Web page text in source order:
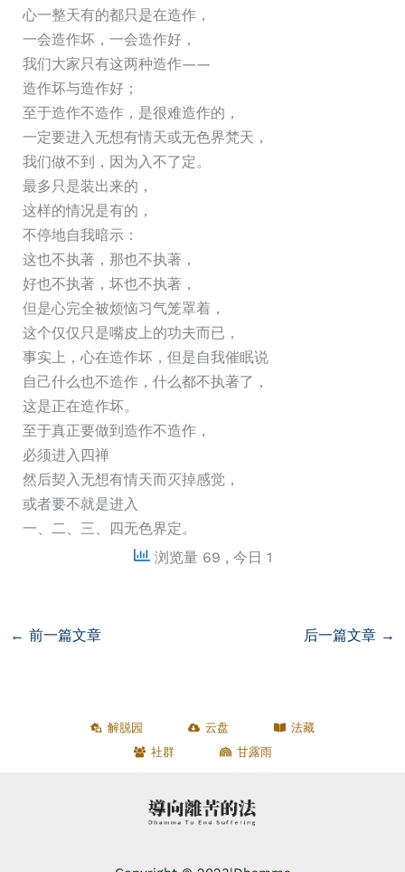
心一整天有的都只是在造作，
一会造作坏，一会造作好，
我们大家只有这两种造作——
造作坏与造作好；
至于造作不造作，是很难造作的，
一定要进入无想有情天或无色界梵天，
我们做不到，因为入不了定。
最多只是装出来的，
这样的情况是有的，
不停地自我暗示：
这也不执著，那也不执著，
好也不执著，坏也不执著，
但是心完全被烦恼习气笼罩着，
这个仅仅只是嘴皮上的功夫而已，
事实上，心在造作坏，但是自我催眠说
自己什么也不造作，什么都不执著了，
这是正在造作坏。
至于真正要做到造作不造作，
必须进入四禅
然后契入无想有情天而灭掉感觉，
或者要不就是进入
一、二、三、四无色界定。
浏览量 69 , 今日 1
← 前一篇文章 后一篇文章 →
解脱园 云盘
法藏
社群
甘露雨